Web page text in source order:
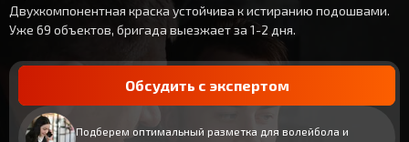
Двухкомпонентная краска устойчива к истиранию подошвами.
Уже 69 объектов, бригада выезжает за 1-2 дня.
Обсудить с экспертом
Подберем оптимальный разметка для волейбола и